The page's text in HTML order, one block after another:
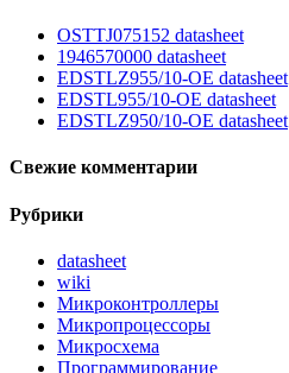
OSTTJ075152 datasheet
1946570000 datasheet
EDSTLZ955/10-OE datasheet
EDSTL955/10-OE datasheet
EDSTLZ950/10-OE datasheet
Свежие комментарии
Рубрики
datasheet
wiki
Микроконтроллеры
Микропроцессоры
Микросхема
Программирование